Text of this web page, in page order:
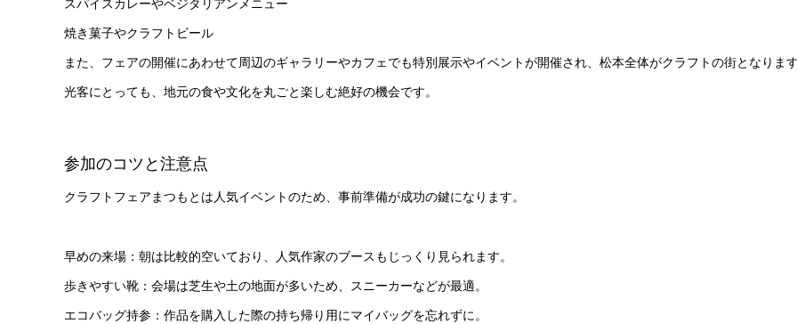
スパイスカレーやベジタリアンメニュー
焼き菓子やクラフトビール
また、フェアの開催にあわせて周辺のギャラリーやカフェでも特別展示やイベントが開催され、松本全体がクラフトの街となりま
光客にとっても、地元の食や文化を丸ごと楽しむ絶好の機会です。
参加のコツと注意点
クラフトフェアまつもとは人気イベントのため、事前準備が成功の鍵になります。
早めの来場：朝は比較的空いており、人気作家のブースもじっくり見られます。
歩きやすい靴：会場は芝生や土の地面が多いため、スニーカーなどが最適。
エコバッグ持参：作品を購入した際の持ち帰り用にマイバッグを忘れずに。